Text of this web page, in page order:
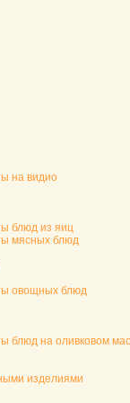
на видио
блюд из яиц
мясных блюд
овощных блюд
блюд на оливковом
изделиями